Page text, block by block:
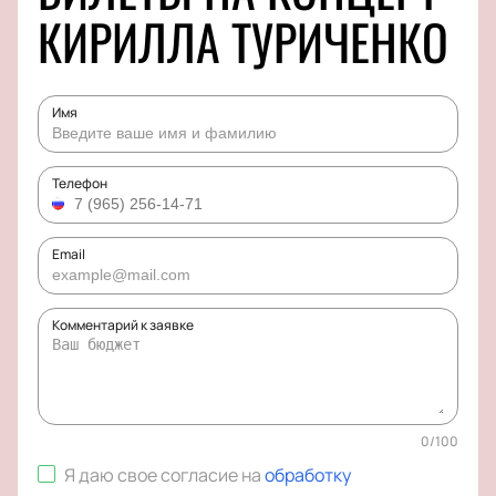
КИРИЛЛА ТУРИЧЕНКО
Имя
Телефон
Email
Комментарий к заявке
0/100
Я даю свое согласие наобработку